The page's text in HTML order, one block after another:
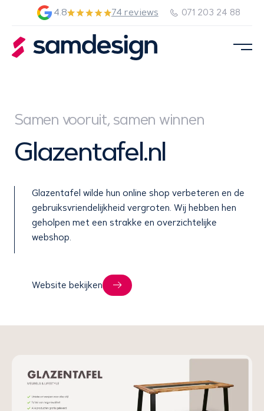
4.8 74 reviews 071 203 24 88
Samen vooruit, samen winnen
Glazentafel.nl
Glazentafel wilde hun online shop verbeteren en de
gebruiksvriendelijkheid vergroten. Wij hebben hen
geholpen met een strakke en overzichtelijke
webshop.
Website bekijken